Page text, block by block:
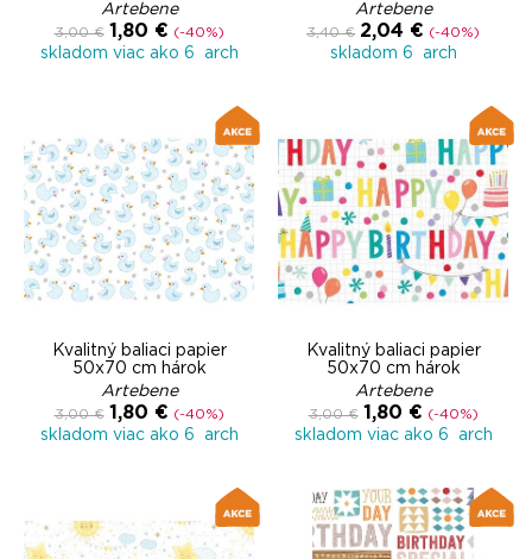
Artebene
3,00 € 1,80 € (-40%)
skladom viac ako 6 arch
Artebene
3,40 € 2,04 € (-40%)
skladom 6 arch
Kvalitný baliaci papier
50x70 cm hárok
Artebene
3,00 € 1,80 € (-40%)
skladom viac ako 6 arch
Kvalitný baliaci papier
50x70 cm hárok
Artebene
3,00 € 1,80 € (-40%)
skladom viac ako 6 arch